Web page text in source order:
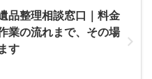
品整理相談窓口｜料金
業の流れまで、その場
す